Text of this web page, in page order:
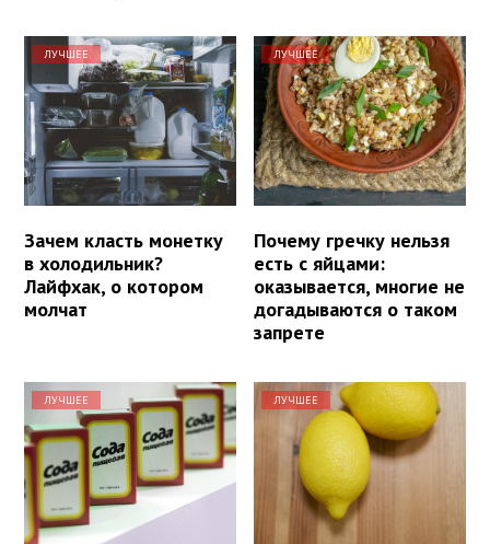
ЛУЧШЕЕ
Зачем класть монетку
в холодильник?
Лайфхак, о котором
молчат
ЛУЧШЕЕ
Почему гречку нельзя
есть с яйцами:
оказывается, многие не
догадываются о таком
запрете
ЛУЧШЕЕ ЛУЧШЕЕ